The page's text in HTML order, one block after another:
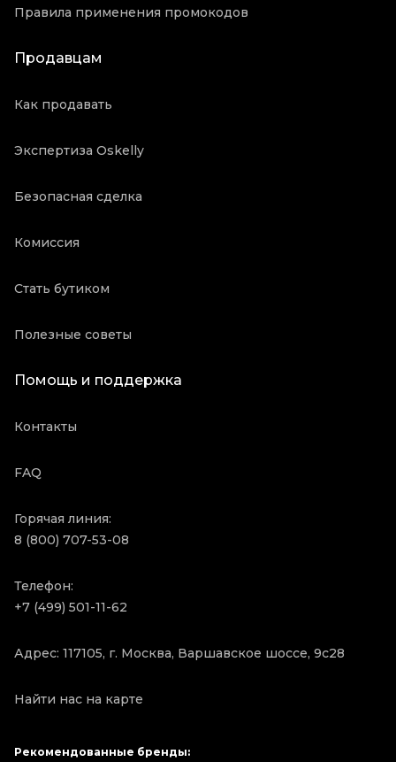
Правила применения промокодов
Продавцам
Как продавать
Экспертиза Oskelly
Безопасная сделка
Комиссия
Стать бутиком
Полезные советы
Помощь и поддержка
Контакты
FAQ
Горячая линия:
8 (800) 707-53-08
Телефон:
+7 (499) 501-11-62
Адрес: 117105, г. Москва, Варшавское шоссе, 9с28
Найти нас на карте
Рекомендованные бренды: